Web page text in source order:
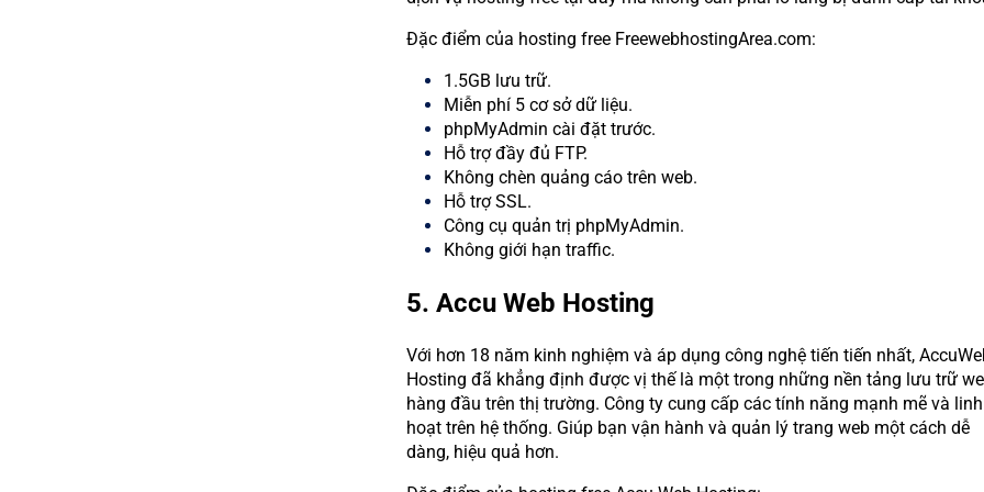
Đặc điểm của hosting free FreewebhostingArea.com:
1.5GB lưu trữ.
Miễn phí 5 cơ sở dữ liệu.
phpMyAdmin cài đặt trước.
Hỗ trợ đầy đủ FTP.
Không chèn quảng cáo trên web.
Hỗ trợ SSL.
Công cụ quản trị phpMyAdmin.
Không giới hạn traffic.
5. Accu Web Hosting
Với hơn 18 năm kinh nghiệm và áp dụng công nghệ tiến tiến nhất,
Hosting đã khẳng định được vị thế là một trong những nền tảng lưu trữ
hàng đầu trên thị trường. Công ty cung cấp các tính năng mạnh mẽ và linh
hoạt trên hệ thống. Giúp bạn vận hành và quản lý trang web một cách dễ
dàng, hiệu quả hơn.